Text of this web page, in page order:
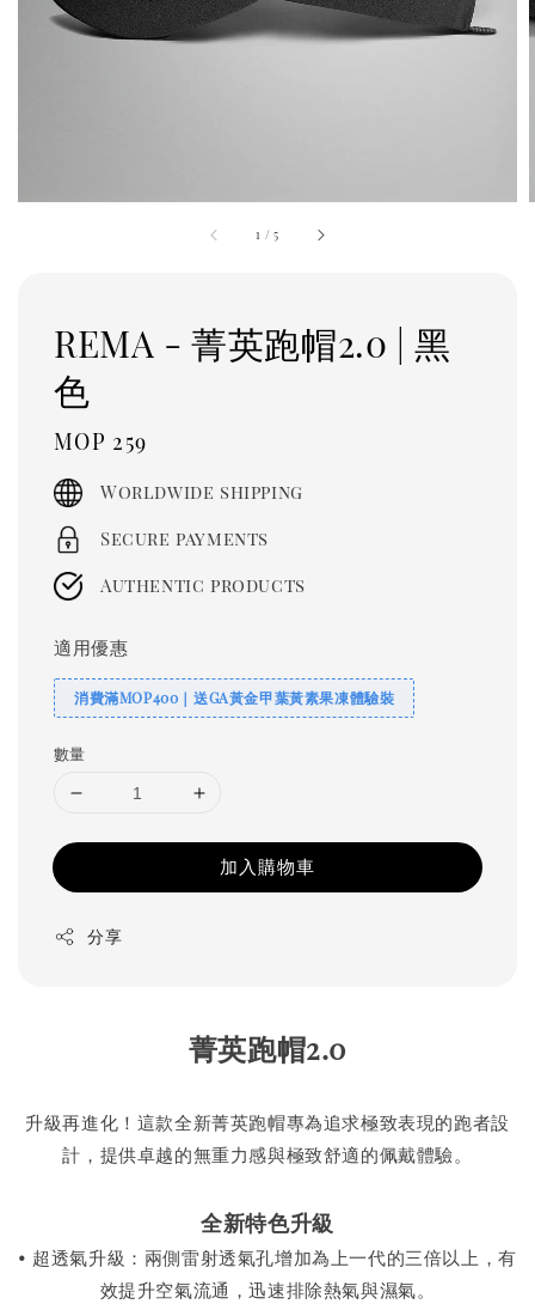
1 /5
REMA - 菁英跑帽2.0 | 黑
色
Regular
price
MOP 259
Worldwide shipping
Secure payments
Authentic products
適用優惠
消費滿MOP400｜送GA黃金甲葉黃素果凍體驗裝
數量
加入購物車
分享
菁英跑帽2.0
升級再進化！這款全新菁英跑帽專為追求極致表現的跑者設
計，提供卓越的無重力感與極致舒適的佩戴體驗。
全新特色升級
• 超透氣升級：兩側雷射透氣孔增加為上一代的三倍以上，有
效提升空氣流通，迅速排除熱氣與濕氣。